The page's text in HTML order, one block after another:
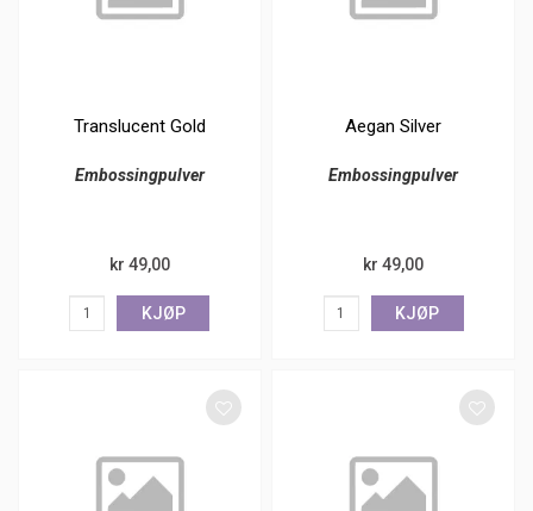
Translucent Gold
Embossingpulver
kr 49,00
KJØP
Aegan Silver
Embossingpulver
kr 49,00
KJØP